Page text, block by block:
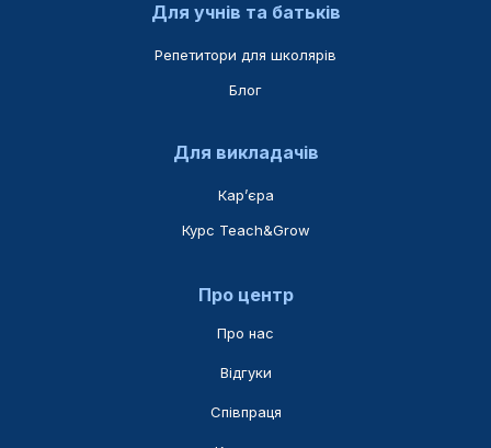
Для учнів та батьків
Репетитори для школярів
Блог
Для викладачів
Карʼєра
Курс Teach&Grow
Про центр
Про нас
Відгуки
Співпраця